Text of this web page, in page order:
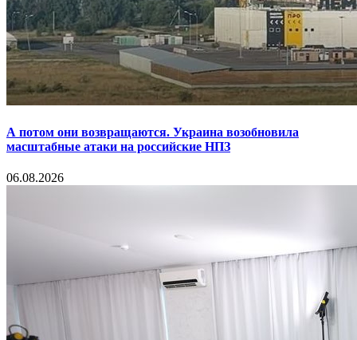
А потом они возвращаются. Украина возобновила
масштабные атаки на российские НПЗ
06.08.2026